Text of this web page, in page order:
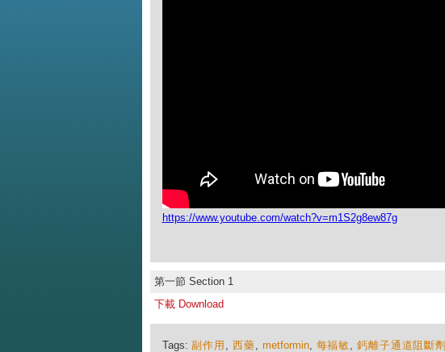
https://www.youtube.com/watch?v=m1S2g8ew87g
第一節 Section 1
下載 Download
Tags:副作用 , 西藥, metformin, 每福敏,鈣離子通道阻斷劑